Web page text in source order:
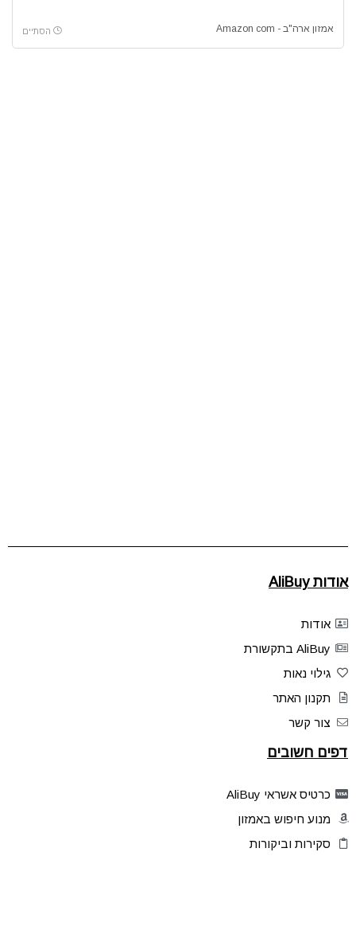
אמזון ארה"ב - Amazon com הסתיים
אודות AliBuy
אודות
AliBuy בתקשורת
גילוי נאות
תקנון האתר
צור קשר
דפים חשובים
כרטיס אשראי AliBuy
מנוע חיפוש באמזון
סקירות וביקורות